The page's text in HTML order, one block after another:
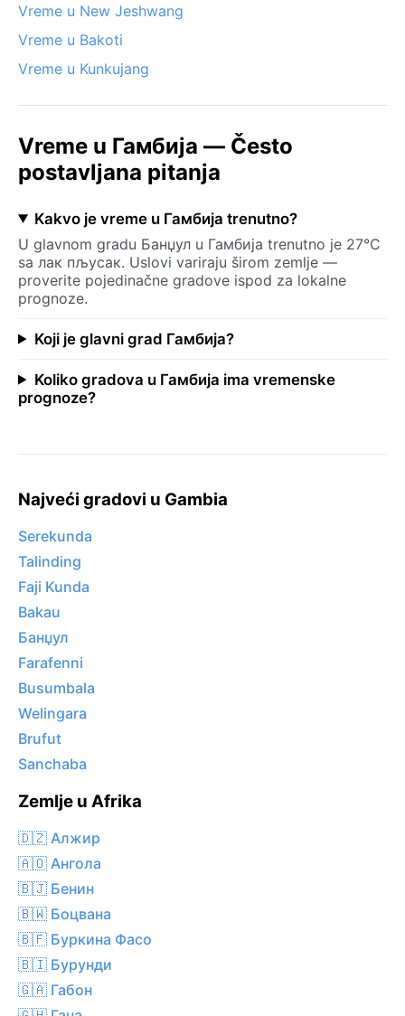
Vreme u New Jeshwang
Vreme u Bakoti
Vreme u Kunkujang
Vreme u Гамбија — Često
postavljana pitanja
Kakvo je vreme u Гамбија trenutno?
U glavnom gradu Банџул u Гамбија trenutno je 27°C
sa лак пљусак. Uslovi variraju širom zemlje —
proverite pojedinačne gradove ispod za lokalne
prognoze.
Koji je glavni grad Гамбија?
Koliko gradova u Гамбија ima vremenske
prognoze?
Najveći gradovi u Gambia
Serekunda
Talinding
Faji Kunda
Bakau
Банџул
Farafenni
Busumbala
Welingara
Brufut
Sanchaba
Zemlje u Afrika
🇩🇿 Алжир
🇦🇴 Ангола
🇧🇯 Бенин
🇧🇼 Боцвана
🇧🇫 Буркина Фасо
🇧🇮 Бурунди
🇬🇦 Габон